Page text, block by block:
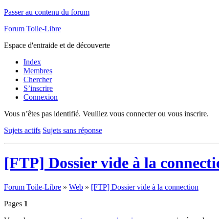
Passer au contenu du forum
Forum Toile-Libre
Espace d'entraide et de découverte
Index
Membres
Chercher
S’inscrire
Connexion
Vous n’êtes pas identifié. Veuillez vous connecter ou vous inscrire.
Sujets actifs Sujets sans réponse
[FTP] Dossier vide à la
Forum Toile-Libre » Web » [FTP] Dossier vide à la connection
Pages 1